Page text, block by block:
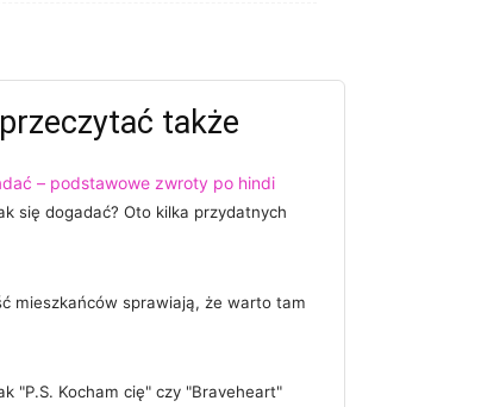
także
– podstawowe zwroty po hindi
się dogadać? Oto kilka przydatnych
mieszkańców sprawiają, że warto tam
"P.S. Kocham cię" czy "Braveheart"